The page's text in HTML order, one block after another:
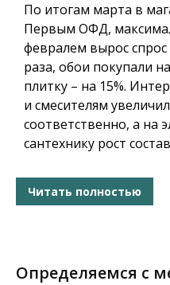
По итогам марта в
Первым ОФД,
февралем вырос спрос
раза, обои покупали
плитку – на 15%.
и смесителям
соответственно, а на
сантехнику рост
Читать полностью
Определяемся с